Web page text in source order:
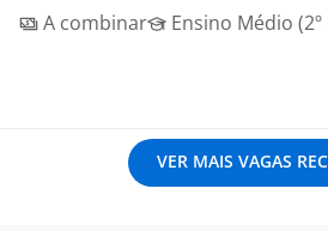
A combinar
Ensino Médio (2º
VER MAIS VAGAS